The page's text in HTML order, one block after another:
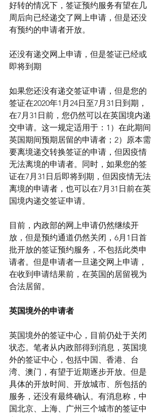
好转的情况下，签证预约服务有望在几
周后向已经递交了网上申请，但是还没
有预约的申请者开放。
还没有递交网上申请，但是签证已经或
即将到期
如果您还没有递交签证申请，但是您的
签证在2020年1月24日至7月31日到期，
在7月31日前，您仍然可以在英国境内递
交申请。这一规定适用于：1）在此期间
英国期间预期居留的申请者；2）原本需
要离境递交转换签证的申请，但因疫情
无法离境的申请者。同时，如果您的签
证在7月31日后即将到期，但因疫情无法
离境的申请者，也可以在7月31日前在英
国境内递交签证申请。
目前，内政部的网上申请仍然继续开
放，但是预约通道仍然关闭，6月1日首
批开放的签证预约服务，不包括此类申
请者。但是申请者一旦递交网上申请，
在收到申请结果前，在英国的居留视为
合法居留。
英国境外的申请者
英国境外的签证中心，目前仍处于关闭
状态。笔者从内政部得到消息，英国境
外的签证中心，包括中国、香港、台
湾、澳门，有望于近期逐步开放。但是
具体的开放时间、开放城市、所包括的
服务，还没有最终确认。有消息称，中
国北京、上海、广州三个城市的签证中